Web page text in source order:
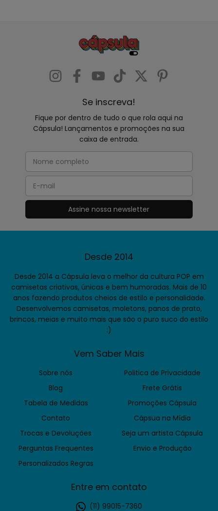
Se inscreva!
Fique por dentro de tudo o que rola aqui na
Cápsula! Lançamentos e promoções na sua
caixa de entrada.
Desde 2014
Desde 2014 a Cápsula leva o melhor da cultura POP em
camisetas criativas, únicas e bem humoradas. Mais de 10
anos fazendo produtos cheios de estilo e personalidade.
Desenvolvemos camisetas, moletons, panos de prato,
brincos, meias e muito mais que são o puro suco do estilo
:)
Vem Saber Mais
Sobre nós
Blog
Tabela de Medidas
Contato
Trocas e Devoluções
Perguntas Frequentes
Personalizados Regras
Politica de Privacidade
Frete Grátis
Promoções Cápsula
Cápsua na Mídia
Seja um artista Cápsula
Envio e Produção
Entre em contato
(11) 99015-7360